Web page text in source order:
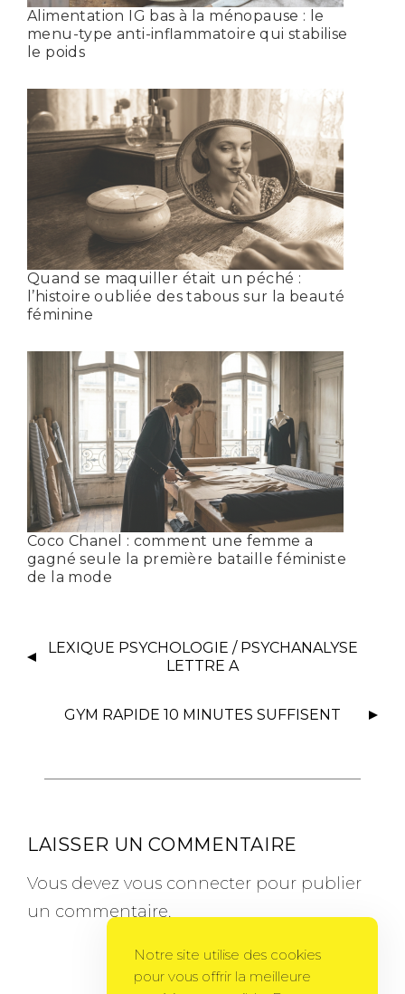
Alimentation IG bas à la ménopause : le
menu-type anti-inflammatoire qui stabilise
le poids
Quand se maquiller était un péché :
l’histoire oubliée des tabous sur la beauté
féminine
Coco Chanel : comment une femme a
gagné seule la première bataille féministe
de la mode
LEXIQUE PSYCHOLOGIE / PSYCHANALYSE
LETTRE A
GYM RAPIDE 10 MINUTES SUFFISENT
LAISSER UN COMMENTAIRE
Vous devez vous connecter pour publier
un commentaire.
Notre site utilise des cookies
pour vous offrir la meilleure